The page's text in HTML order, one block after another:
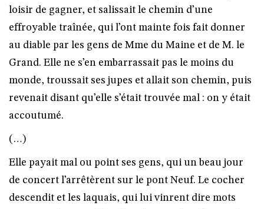
loisir de gagner, et salissait le chemin d’une
effroyable traînée, qui l’ont mainte fois fait donner
au diable par les gens de Mme du Maine et de M. le
Grand. Elle ne s’en embarrassait pas le moins du
monde, troussait ses jupes et allait son chemin, puis
revenait disant qu’elle s’était trouvée mal : on y était
accoutumé.
(…)
Elle payait mal ou point ses gens, qui un beau jour
de concert l’arrêtèrent sur le pont Neuf. Le cocher
descendit et les laquais, qui lui vinrent dire mots